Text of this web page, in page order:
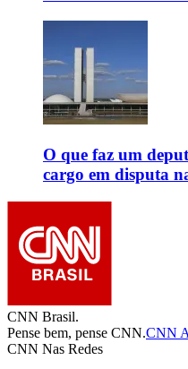
O que faz um
cargo em disputa
CNN Brasil.
Pense bem, pense CNN.CNN
CNN Nas Redes